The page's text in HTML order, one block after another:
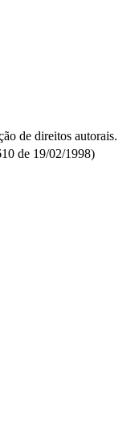
de direitos autorais.
de 19/02/1998)